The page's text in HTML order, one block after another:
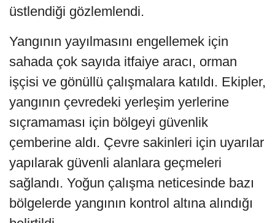
üstlendiği gözlemlendi.
Yangının yayılmasını engellemek için
sahada çok sayıda itfaiye aracı, orman
işçisi ve gönüllü çalışmalara katıldı. Ekipler,
yangının çevredeki yerleşim yerlerine
sıçramaması için bölgeyi güvenlik
çemberine aldı. Çevre sakinleri için uyarılar
yapılarak güvenli alanlara geçmeleri
sağlandı. Yoğun çalışma neticesinde bazı
bölgelerde yangının kontrol altına alındığı